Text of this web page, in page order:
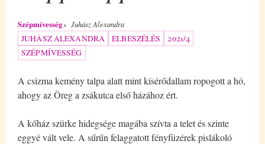
Szépmívesség Juhász Alexandra
JUHÁSZ ALEXANDRA ELBESZÉLÉS
2021/4
SZÉPMÍVESSÉG
A csizma kemény talpa alatt mint kísérődallam ropogott a hó,
ahogy az Öreg a zsákutca első házához ért.
A kőház szürke hidegsége magába szívta a telet és szinte
eggyé vált vele. A sűrűn felaggatott fényfüzérek pislákoló